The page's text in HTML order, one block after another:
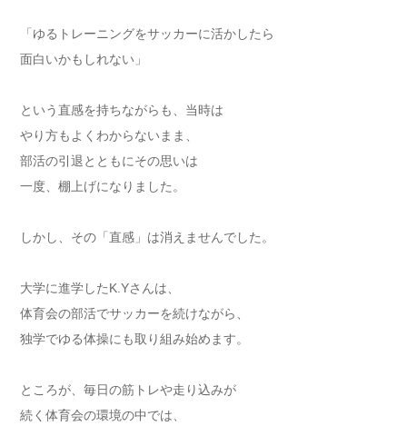
「ゆるトレーニングをサッカーに活かしたら
面白いかもしれない」
という直感を持ちながらも、当時は
やり方もよくわからないまま、
部活の引退とともにその思いは
一度、棚上げになりました。
しかし、その「直感」は消えませんでした。
大学に進学したK.Yさんは、
体育会の部活でサッカーを続けながら、
独学でゆる体操にも取り組み始めます。
ところが、毎日の筋トレや走り込みが
続く体育会の環境の中では、